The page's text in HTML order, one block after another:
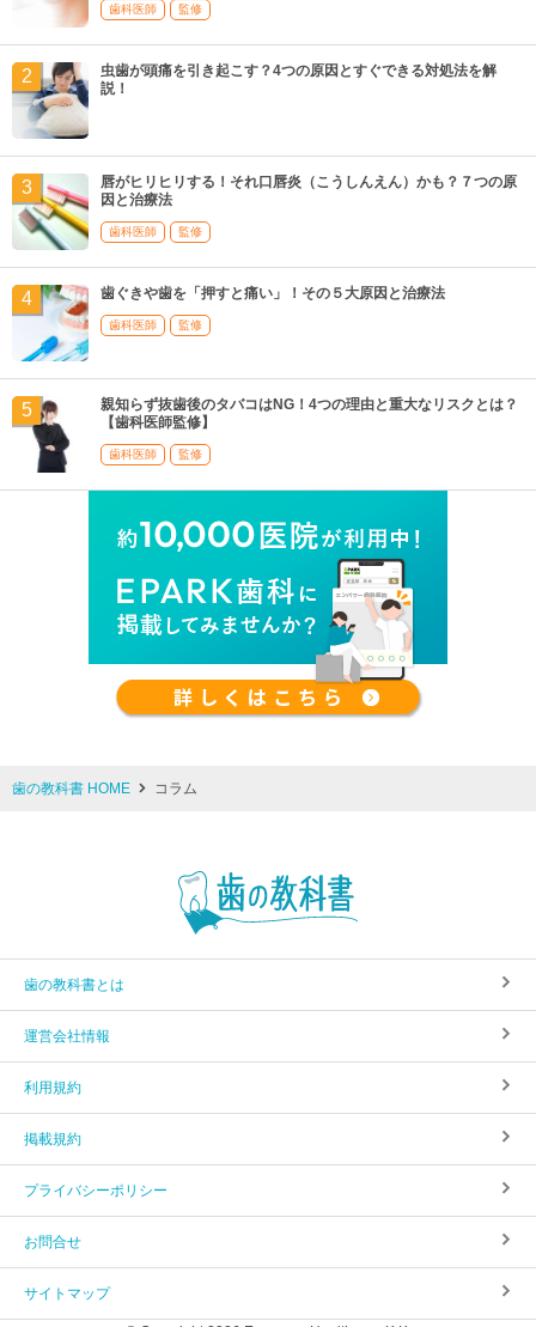
歯科医師 監修
虫歯が頭痛を引き起こす？4つの原因とすぐできる対処法を解
説！
唇がヒリヒリする！それ口唇炎（こうしんえん）かも？７つの原
因と治療法
歯科医師 監修
歯ぐきや歯を「押すと痛い」！その５大原因と治療法
歯科医師 監修
親知らず抜歯後のタバコはNG！4つの理由と重大なリスクとは？
【歯科医師監修】
歯科医師 監修
歯の教科書 HOME コラム
歯の教科書とは
運営会社情報
利用規約
掲載規約
プライバシーポリシー
お問合せ
サイトマップ